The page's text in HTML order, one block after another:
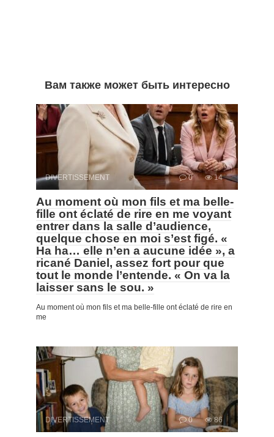
Вам также может быть интересно
DIVERTISSEMENT 0 14
Au moment où mon fils et ma belle-
fille ont éclaté de rire en me voyant
entrer dans la salle d’audience,
quelque chose en moi s’est figé. «
Ha ha… elle n’en a aucune idée », a
ricané Daniel, assez fort pour que
tout le monde l’entende. « On va la
laisser sans le sou. »
Au moment où mon fils et ma belle-fille ont éclaté de rire en
me
DIVERTISSEMENT 0 86